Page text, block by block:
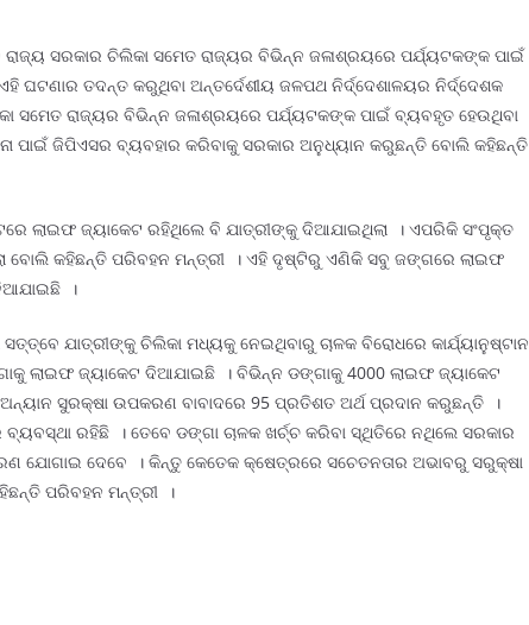
ସରକାର ଚିଲିକା ସମେତ ରାଜ୍ୟର ବିଭିନ୍ନ ଜଳାଶ୍ରୟରେ ପର୍ଯ୍ୟଟକଙ୍କ ପାଇଁ
ତଦନ୍ତ କରୁଥିବା ଅନ୍ତର୍ଦେଶୀୟ ଜଳପଥ ନିର୍ଦ୍ଦେଶାଳୟର ନିର୍ଦ୍ଦେଶକ
ସମେତ ରାଜ୍ୟର ବିଭିନ୍ନ ଜଳାଶ୍ରୟରେ ପର୍ଯ୍ୟଟକଙ୍କ ପାଇଁ ବ୍ୟବହୃତ ହେଉଥିବା
ପାଇଁ ଜିପିଏସର ବ୍ୟବହାର କରିବାକୁ ସରକାର ଅନୁଧ୍ୟାନ କରୁଛନ୍ତି ବୋଲି କହିଛନ୍ତି
ଲାଇଫ ଜ୍ୟାକେଟ ରହିଥିଲେ ବି ଯାତ୍ରୀଙ୍କୁ ଦିଆଯାଇଥିଲା । ଏପରିକି ସଂପୃକ୍ତ
ବୋଲି କହିଛନ୍ତି ପରିବହନ ମନ୍ତ୍ରୀ । ଏହି ଦୃଷ୍ଟିରୁ ଏଣିକି ସବୁ ଜଙ୍ଗରେ ଲାଇଫ
।
ଯାତ୍ରୀଙ୍କୁ ଚିଲିକା ମଧ୍ୟକୁ ନେଇଥିବାରୁ ଚାଳକ ବିରୋଧରେ କାର୍ଯ୍ୟାନୁଷ୍ଟାନ
ଲାଇଫ ଜ୍ୟାକେଟ ଦିଆଯାଇଛି । ବିଭିନ୍ନ ଡଙ୍ଗାକୁ 4000 ଲାଇଫ ଜ୍ୟାକେଟ
ସୁରକ୍ଷା ଉପକରଣ ବାବାଦରେ 95 ପ୍ରତିଶତ ଅର୍ଥ ପ୍ରଦାନ କରୁଛନ୍ତି ।
ବ୍ୟବସ୍ଥା ରହିଛି । ତେବେ ଡଙ୍ଗା ଚାଳକ ଖର୍ଚ୍ଚ କରିବା ସ୍ଥିତିରେ ନଥିଲେ ସରକାର
ଦେବେ । କିନ୍ତୁ କେତେକ କ୍ଷେତ୍ରରେ ସଚେତନତାର ଅଭାବରୁ ସରୁକ୍ଷା
ପରିବହନ ମନ୍ତ୍ରୀ ।